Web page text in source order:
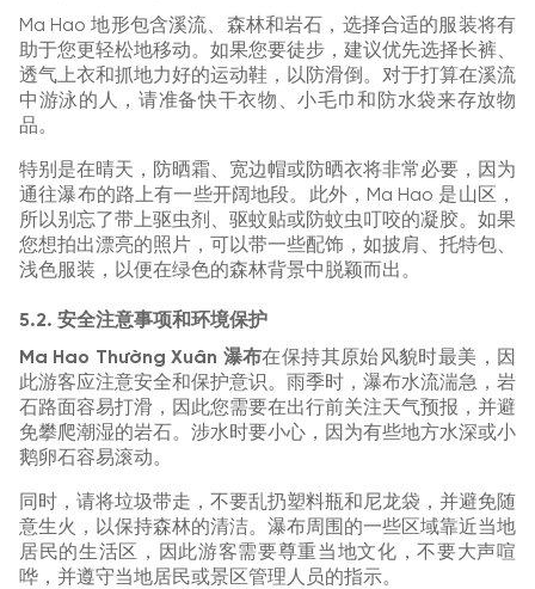
Ma Hao 地形包含溪流、森林和岩石，选择合适的服装将有
助于您更轻松地移动。如果您要徒步，建议优先选择长裤、
透气上衣和抓地力好的运动鞋，以防滑倒。对于打算在溪流
中游泳的人，请准备快干衣物、小毛巾和防水袋来存放物
品。
特别是在晴天，防晒霜、宽边帽或防晒衣将非常必要，因为
通往瀑布的路上有一些开阔地段。此外，Ma Hao 是山区，
所以别忘了带上驱虫剂、驱蚊贴或防蚊虫叮咬的凝胶。如果
您想拍出漂亮的照片，可以带一些配饰，如披肩、托特包、
浅色服装，以便在绿色的森林背景中脱颖而出。
5.2. 安全注意事项和环境保护
Ma Hao Thường Xuân 瀑布在保持其原始风貌时最美，因
此游客应注意安全和保护意识。雨季时，瀑布水流湍急，岩
石路面容易打滑，因此您需要在出行前关注天气预报，并避
免攀爬潮湿的岩石。涉水时要小心，因为有些地方水深或小
鹅卵石容易滚动。
同时，请将垃圾带走，不要乱扔塑料瓶和尼龙袋，并避免随
意生火，以保持森林的清洁。瀑布周围的一些区域靠近当地
居民的生活区，因此游客需要尊重当地文化，不要大声喧
哗，并遵守当地居民或景区管理人员的指示。